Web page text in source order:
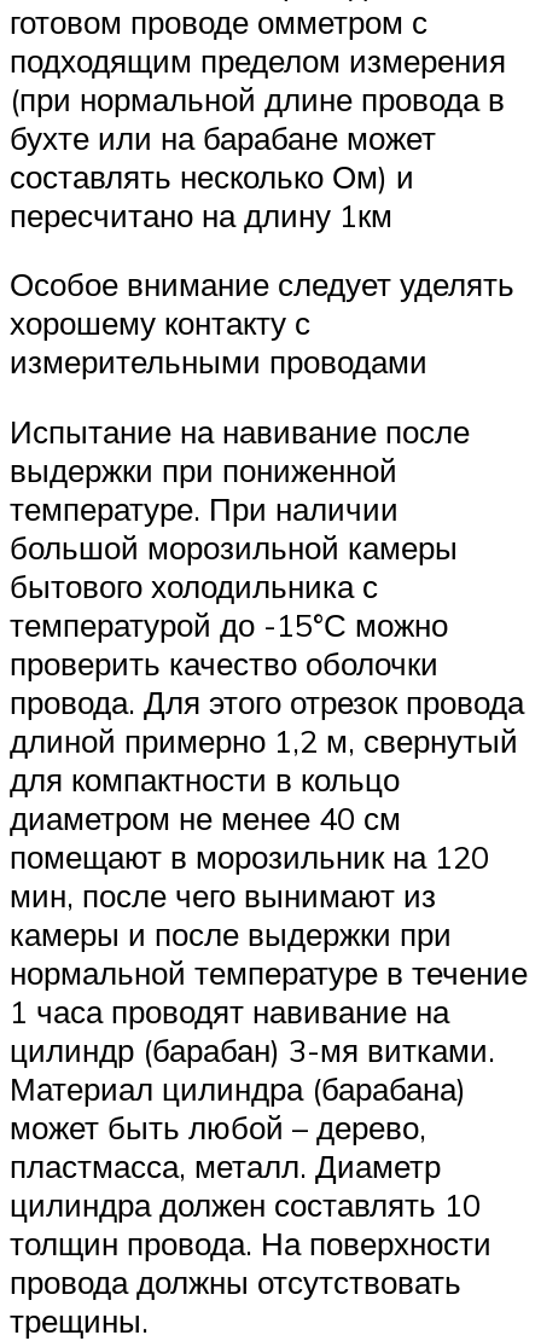
готовом проводе омметром с
подходящим пределом измерения
(при нормальной длине провода в
бухте или на барабане может
составлять несколько Ом) и
пересчитано на длину 1км
Особое внимание следует уделять
хорошему контакту с
измерительными проводами
Испытание на навивание после
выдержки при пониженной
температуре. При наличии
большой морозильной камеры
бытового холодильника с
температурой до -15°С можно
проверить качество оболочки
провода. Для этого отрезок провода
длиной примерно 1,2 м, свернутый
для компактности в кольцо
диаметром не менее 40 см
помещают в морозильник на 120
мин, после чего вынимают из
камеры и после выдержки при
нормальной температуре в течение
1 часа проводят навивание на
цилиндр (барабан) 3-мя витками.
Материал цилиндра (барабана)
может быть любой – дерево,
пластмасса, металл. Диаметр
цилиндра должен составлять 10
толщин провода. На поверхности
провода должны отсутствовать
трещины.